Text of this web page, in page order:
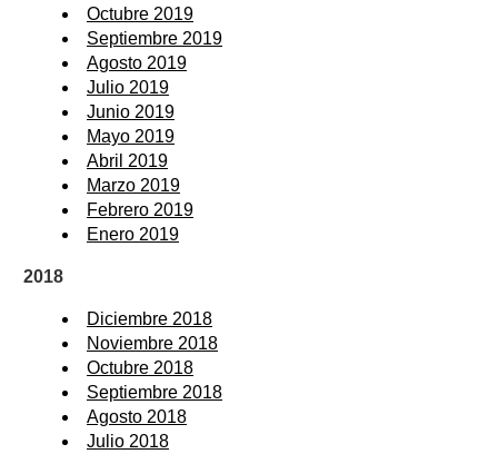
Octubre 2019
Septiembre 2019
Agosto 2019
Julio 2019
Junio 2019
Mayo 2019
Abril 2019
Marzo 2019
Febrero 2019
Enero 2019
2018
Diciembre 2018
Noviembre 2018
Octubre 2018
Septiembre 2018
Agosto 2018
Julio 2018